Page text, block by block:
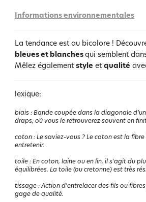
Informations environnementales
La tendance est au bicolore !
bleues et blanches qui semblent
Mêlez également style et qualité
lexique:
biais : Bande coupée dans la diagonale
draps, où vous le retrouverez souvent en
coton : Le saviez-vous ? Le coton est la
entretenir.
toile : En coton, laine ou en lin, il s'agit du
équilibrées. La toile (ou cretonne) est très
tissage :Action d'entrelacer des fils ou
gage de qualité.